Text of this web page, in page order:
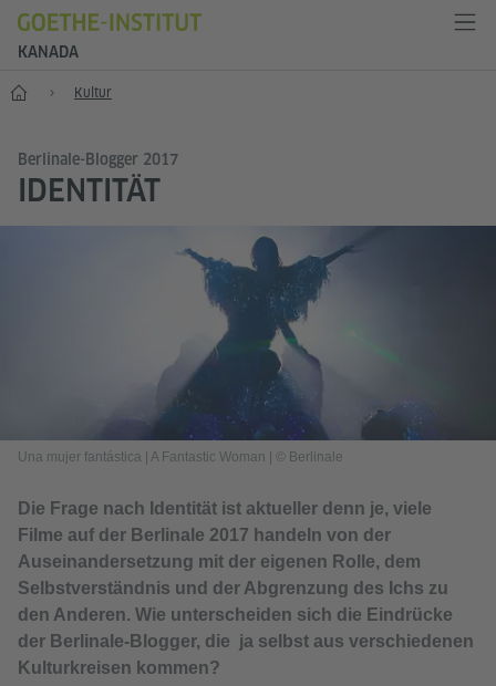
KANADA
Start Kultur
Berlinale-Blogger 2017
IDENTITÄT
Una mujer fantástica | A Fantastic Woman © Berlinale
Die Frage nach Identität ist aktueller denn je, viele
Filme auf der Berlinale 2017 handeln von der
Auseinandersetzung mit der eigenen Rolle, dem
Selbstverständnis und der Abgrenzung des Ichs zu
den Anderen. Wie unterscheiden sich die Eindrücke
der Berlinale-Blogger, die ja selbst aus verschiedenen
Kulturkreisen kommen?